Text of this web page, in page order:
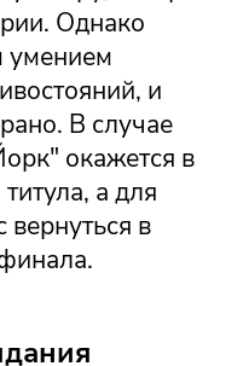
Однако
умением
и
В случае
окажется в
а для
в